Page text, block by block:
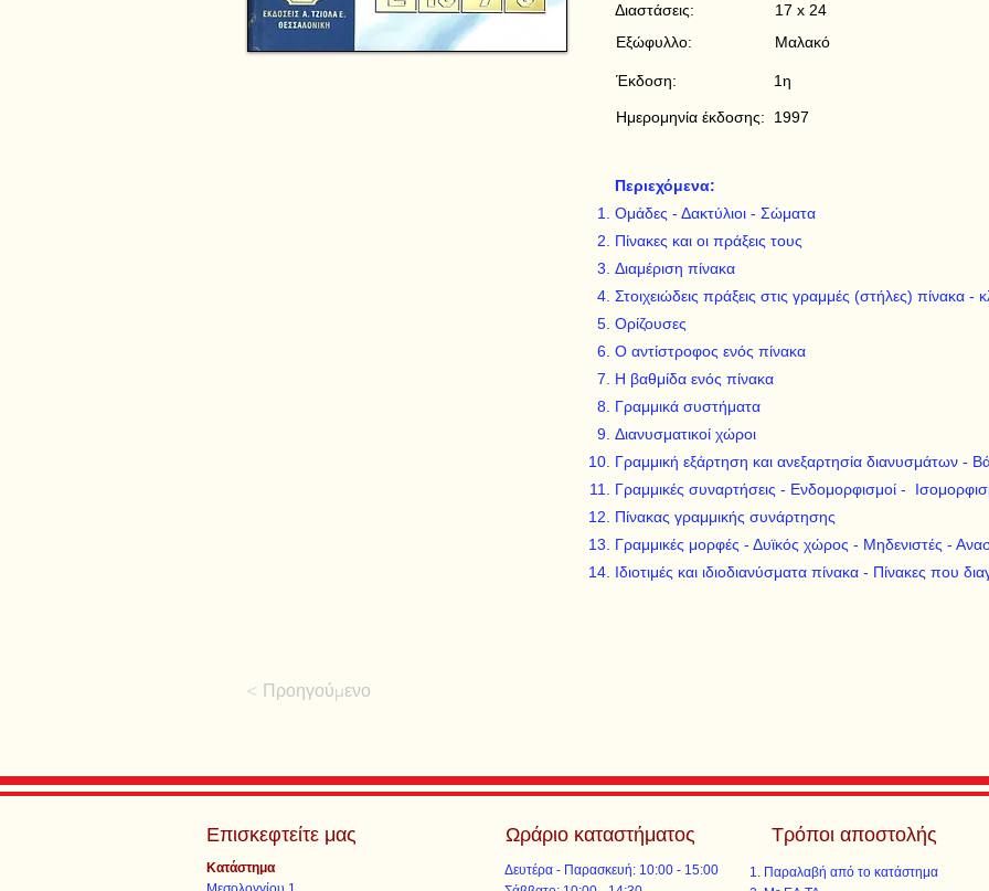
17 x 24
Μαλακό
1η
1997
Διαστάσεις:
Εξώφυλλο:
Έκδοση:
Ημερομηνία έκδοσης:
Περιεχόμενα:
Ομάδες - Δακτύλιοι - Σώματα
Πίνακες και οι πράξεις τους
Διαμέριση πίνακα
Στοιχειώδεις πράξεις στις γραμμές (στήλες) πίνακα
Ορίζουσες
Ο αντίστροφος ενός πίνακα
Η βαθμίδα ενός πίνακα
Γραμμικά συστήματα
Διανυσματικοί χώροι
Γραμμική εξάρτηση και ανεξαρτησία διανυσμάτων -
Γραμμικές συναρτήσεις - Ενδομορφισμοί -
Πίνακας γραμμικής συνάρτησης
Γραμμικές μορφές - Δυϊκός χώρος - Μηδενιστές -
Ιδιοτιμές και ιδιοδιανύσματα πίνακα - Πίνακες που
< Προηγούμενο
Επισκεφτείτε μας
Κατάστημα
Ωράριο καταστήματος
Δευτέρα - Παρασκευή: 10:00 - 15:00
Τρόποι αποστολής
Παραλαβή από το κατάστημα